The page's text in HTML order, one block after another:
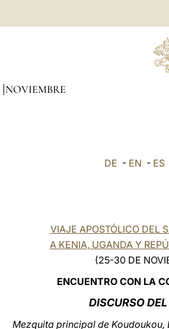
NOVIEMBRE
DE - EN - ES
VIAJE APOSTÓLICO DEL
A KENIA, UGANDA Y
(25-30 DE
ENCUENTRO CON LA
DISCURSO
Mezquita principal de